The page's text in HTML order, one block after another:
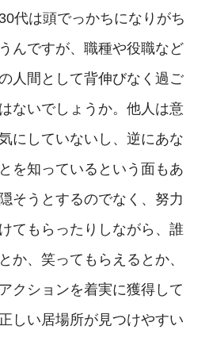
代は頭でっかちになりがち
んですが、職種や役職など
人間として背伸びなく過ご
ないでしょうか。他人は意
にしていないし、逆にあな
を知っているという面もあ
そうとするのでなく、努力
てもらったりしながら、誰
か、笑ってもらえるとか、
クションを着実に獲得して
しい居場所が見つけやすい